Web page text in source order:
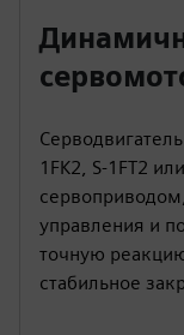
1FK2, S-1FT2
управления и
точную
стабильное